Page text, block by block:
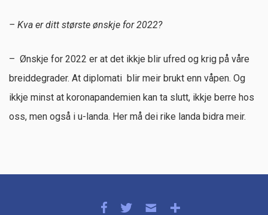
– Kva erditt største ønskje for 2022?
– Ønskje for 2022 er at det ikkje blir ufred og krig på våre
breiddegrader. At diplomati blir meir brukt enn våpen. Og
ikkje minst at koronapandemien kan ta slutt, ikkje berre hos
oss, men også i u-landa. Her må dei rike landa bidra meir.